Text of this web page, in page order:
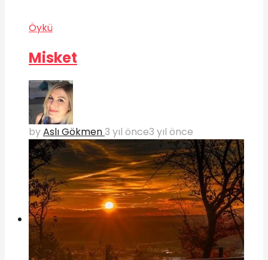
Öykü
Misket
byAslı Gökmen3 yıl önce3 yıl önce